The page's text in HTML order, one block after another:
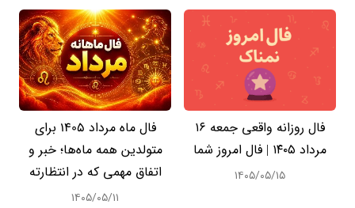
فال روزانه واقعی جمعه ۱۶
مرداد ۱۴۰۵ | فال امروز شما
۱۴۰۵/۰۵/۱۵
فال ماه مرداد 1405 برای
متولدین همه ماه‌ها؛ خبر و
اتفاق مهمی که در انتظارته
۱۴۰۵/۰۵/۱۱